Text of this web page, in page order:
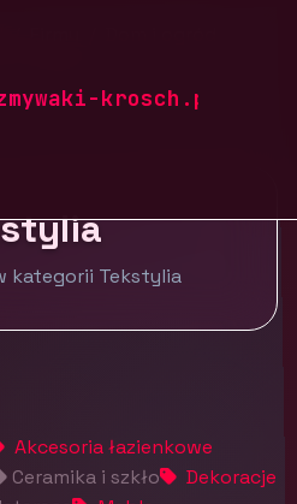
krosch.pl
kategorii Tekstylia
Akcesoria łazienkowe
Ceramika i szkło
Dekoracje